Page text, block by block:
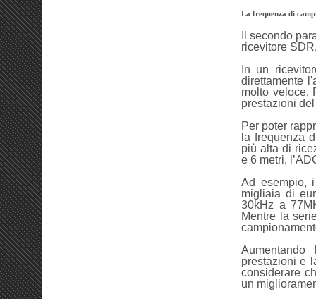
La frequenza di
Il secondo
ricevitore
In un
direttamente
molto veloce.
prestazioni
Per poter
la frequenza
più alta di
e 6 metri,
Ad esempio,
migliaia di
30kHz a
Mentre la
prestazioni e
considerare
un